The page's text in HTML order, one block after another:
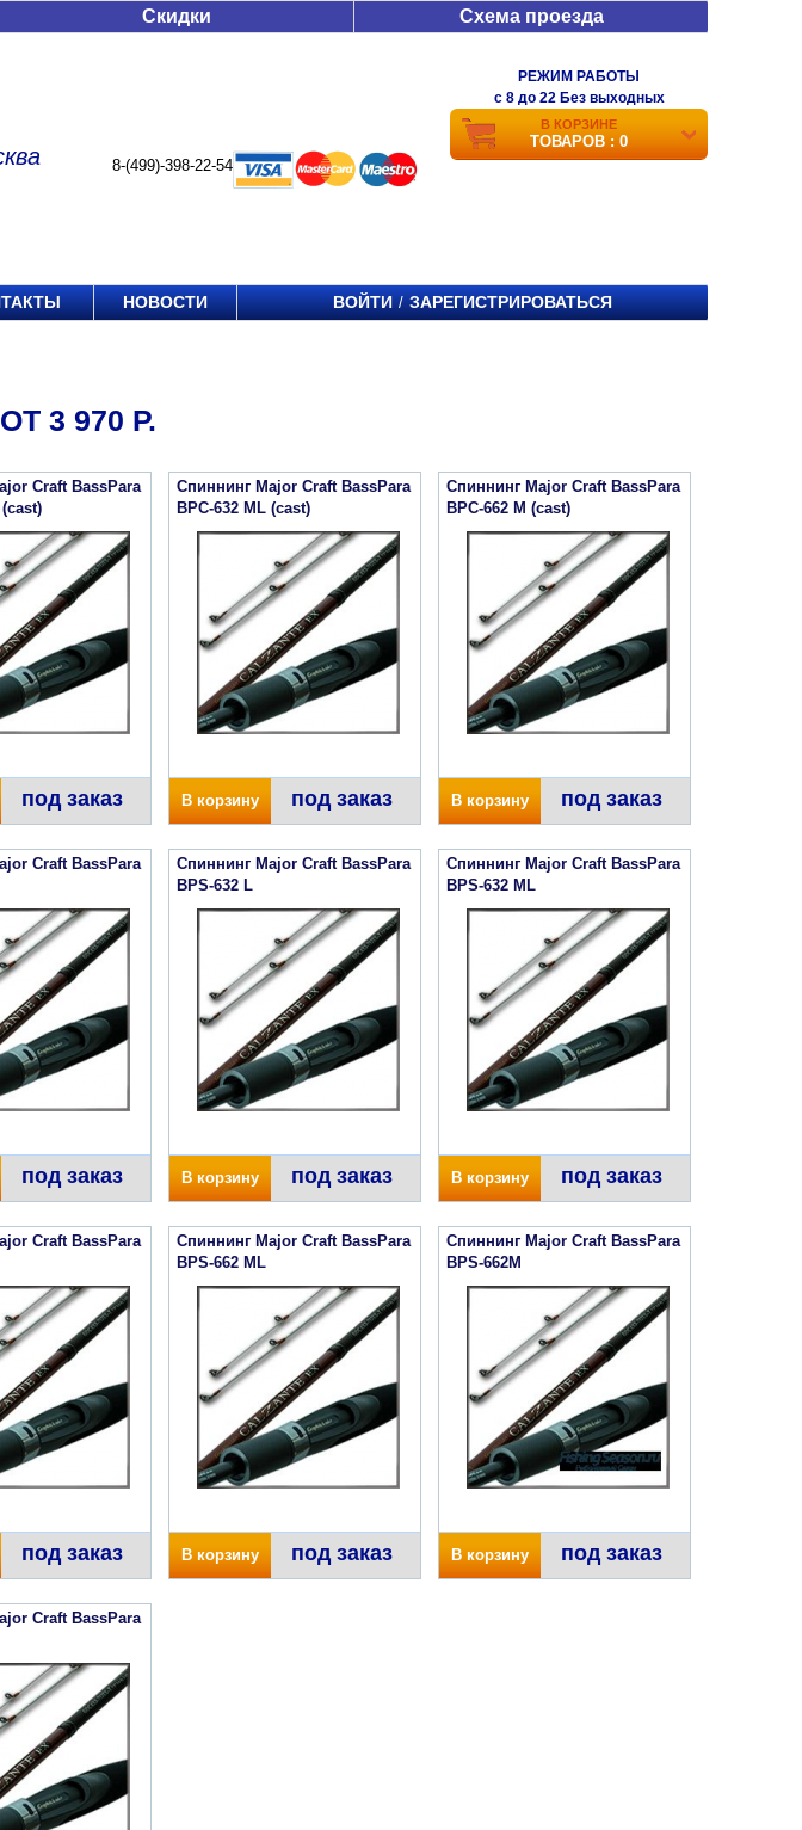
Скидки Схема проезда
8-(499)-398-22-54
РЕЖИМ РАБОТЫ
c 8 до 22 Без выходных
В КОРЗИНЕ
ТОВАРОВ : 0
НОВОСТИ ВОЙТИ / ЗАРЕГИСТРИРОВАТЬСЯ
3 970 Р.
Craft BassPara
(cast)
под заказ
Спиннинг Major Craft BassPara
BPC-632 ML (cast)
В корзину под заказ
Спиннинг Major Craft BassPara
BPC-662 M (cast)
В корзину под заказ
Craft BassPara
под заказ
Спиннинг Major Craft BassPara
BPS-632 L
В корзину под заказ
Спиннинг Major Craft BassPara
BPS-632 ML
В корзину под заказ
Craft BassPara
под заказ
Спиннинг Major Craft BassPara
BPS-662 ML
В корзину под заказ
Спиннинг Major Craft BassPara
BPS-662M
В корзину под заказ
Craft BassPara